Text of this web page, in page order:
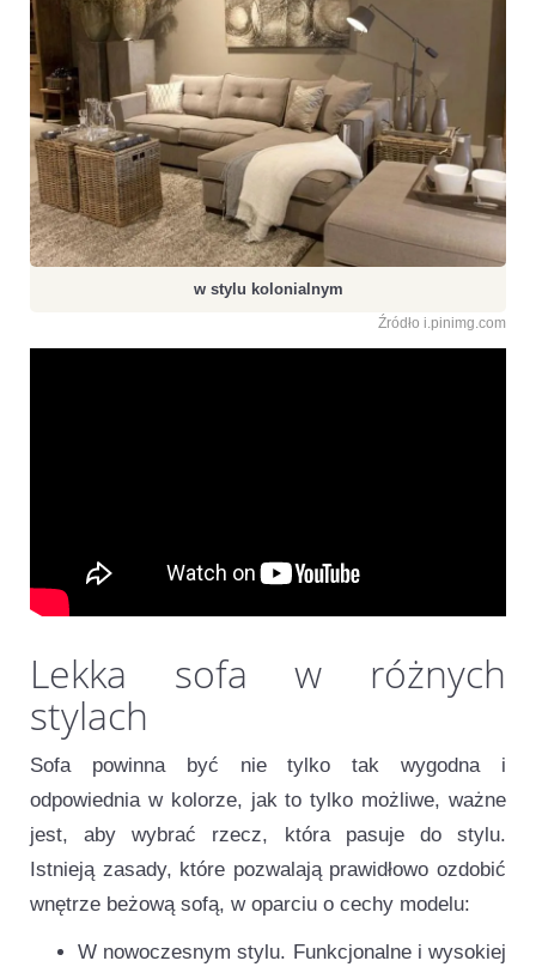
w stylu kolonialnym
Źródło i.pinimg.com
Przydatne wideo
Lekka sofa w różnych
stylach
Sofa powinna być nie tylko tak wygodna i
odpowiednia w kolorze, jak to tylko możliwe, ważne
jest, aby wybrać rzecz, która pasuje do stylu.
Istnieją zasady, które pozwalają prawidłowo ozdobić
wnętrze beżową sofą, w oparciu o cechy modelu:
W nowoczesnym stylu. Funkcjonalne i wysokiej